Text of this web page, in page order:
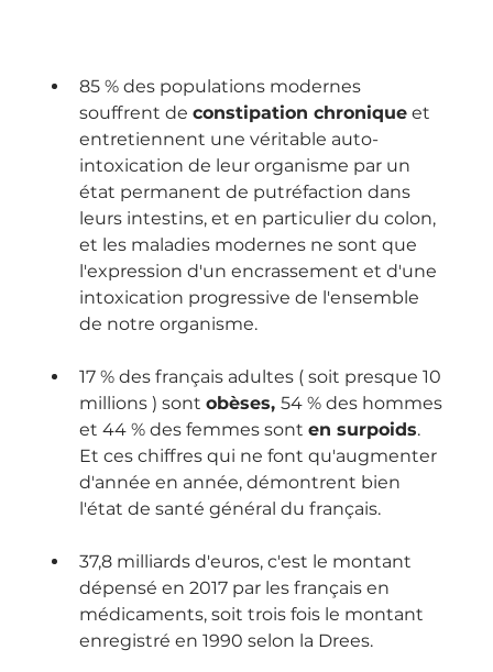
85 % des populations modernes
souffrent de constipation chronique et
entretiennent une véritable auto-
intoxication de leur organisme par un
état permanent de putréfaction dans
leurs intestins, et en particulier du colon,
et les maladies modernes ne sont que
l'expression d'un encrassement et d'une
intoxication progressive de l'ensemble
de notre organisme.
17 % des français adultes ( soit presque 10
millions ) sont obèses, 54 % des hommes
et 44 % des femmes sont en surpoids.
Et ces chiffres qui ne font qu'augmenter
d'année en année, démontrent bien
l'état de santé général du français.
37,8 milliards d'euros, c'est le montant
dépensé en 2017 par les français en
médicaments, soit trois fois le montant
enregistré en 1990 selon la Drees.